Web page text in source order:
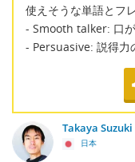
使えそうな単語とフ
- Smooth talker: 口
- Persuasive: 説得力
Takaya Suzuki
日本